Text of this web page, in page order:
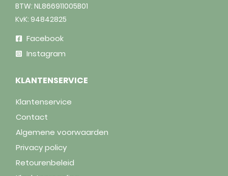
BTW: NL866911005B01
KvK: 94842825
Facebook
Instagram
KLANTENSERVICE
Klantenservice
Contact
Algemene voorwaarden
Privacy policy
Retourenbeleid